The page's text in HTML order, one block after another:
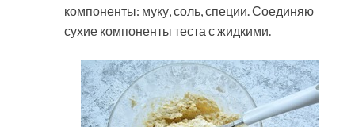
компоненты: муку, соль, специи. Соединяю
сухие компоненты теста с жидкими.